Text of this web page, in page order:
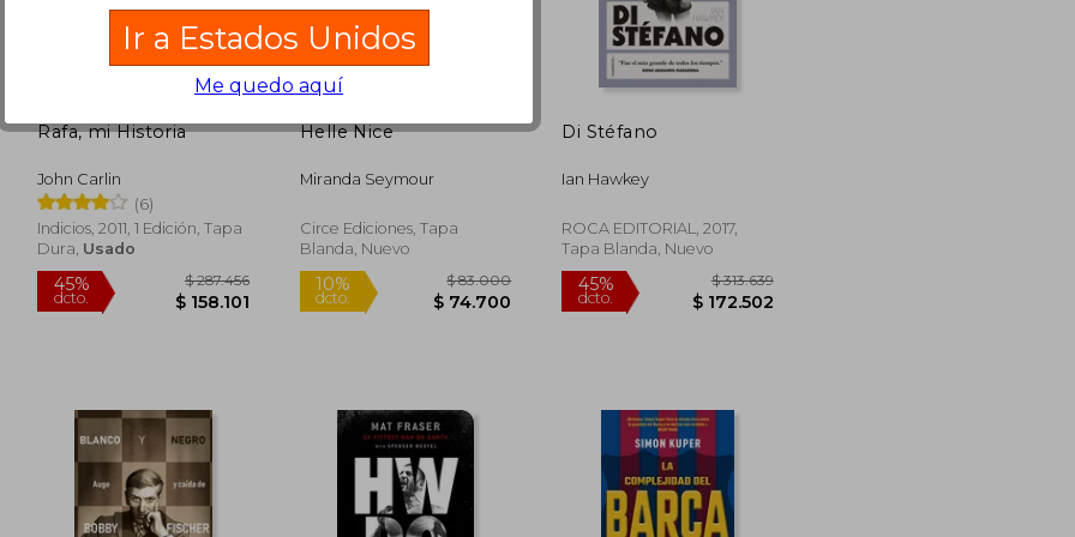
45%
dcto.
$ 116.814
$ 64.248
45%
dcto.
$ 161.040
$ 88.572
45%
dcto.
Rafa, mi Historia
John Carlin
(6)
Indicios, 2011, 1 Edición, Tapa
Dura, Usado
Helle Nice
Miranda Seymour
Circe Ediciones, Tapa
Blanda, Nuevo
Di Stéfano
Ian Hawkey
ROCA EDITORIAL, 2017,
Tapa Blanda, Nuevo
Ir a Estados Unidos
Me quedo aquí